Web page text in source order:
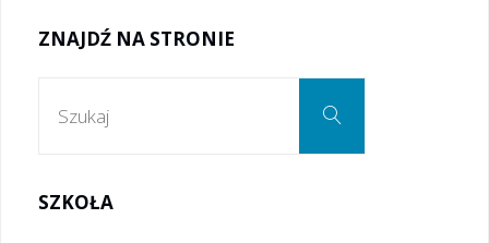
ZNAJDŹ NA STRONIE
Szukaj
SZKOŁA